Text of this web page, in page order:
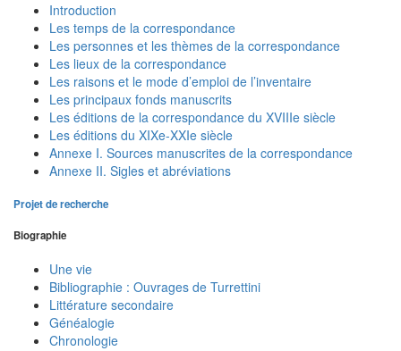
Introduction
Les temps de la correspondance
Les personnes et les thèmes de la correspondance
Les lieux de la correspondance
Les raisons et le mode d’emploi de l’inventaire
Les principaux fonds manuscrits
Les éditions de la correspondance du XVIIIe siècle
Les éditions du XIXe-XXIe siècle
Annexe I. Sources manuscrites de la correspondance
Annexe II. Sigles et abréviations
Projet de recherche
Biographie
Une vie
Bibliographie : Ouvrages de Turrettini
Littérature secondaire
Généalogie
Chronologie